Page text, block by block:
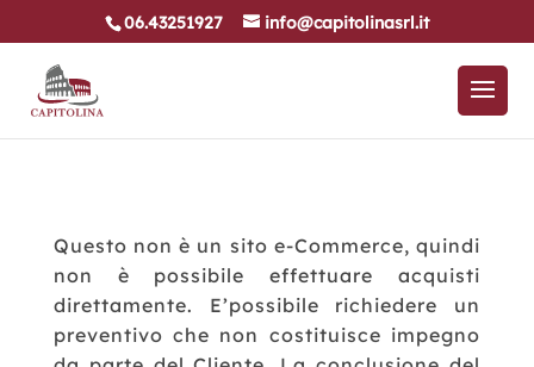
06.43251927 info@capitolinasrl.it
Questo non è un sito e-Commerce, quindi
non è possibile effettuare acquisti
direttamente. E’possibile richiedere un
preventivo che non costituisce impegno